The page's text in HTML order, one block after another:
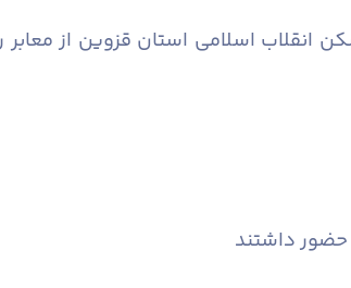
اسلامی استان قزوین از
حضور داشتند